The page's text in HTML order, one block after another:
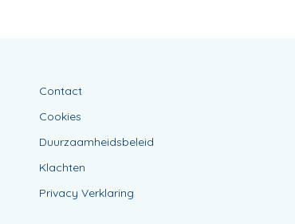
Contact
Cookies
Duurzaamheidsbeleid
Klachten
Privacy Verklaring